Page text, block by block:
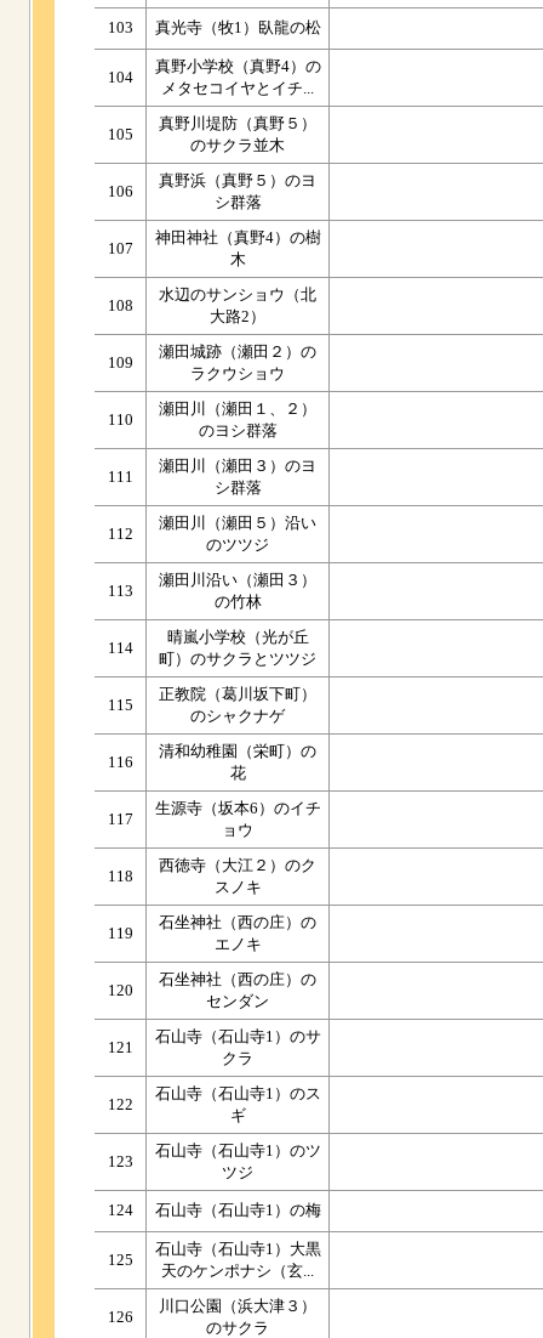
103 真光寺（牧1）臥龍の松
104
真野小学校（真野4）の
メタセコイヤとイチ...
105
真野川堤防（真野５）
のサクラ並木
106
真野浜（真野５）のヨ
シ群落
107
神田神社（真野4）の樹
木
108
水辺のサンショウ（北
大路2）
109
瀬田城跡（瀬田２）の
ラクウショウ
110
瀬田川（瀬田１、２）
のヨシ群落
111
瀬田川（瀬田３）のヨ
シ群落
112
瀬田川（瀬田５）沿い
のツツジ
113
瀬田川沿い（瀬田３）
の竹林
114
晴嵐小学校（光が丘
町）のサクラとツツジ
115
正教院（葛川坂下町）
のシャクナゲ
116
清和幼稚園（栄町）の
花
117
生源寺（坂本6）のイチ
ョウ
118
西徳寺（大江２）のク
スノキ
119
石坐神社（西の庄）の
エノキ
120
石坐神社（西の庄）の
センダン
121
石山寺（石山寺1）のサ
クラ
122
石山寺（石山寺1）のス
ギ
123
石山寺（石山寺1）のツ
ツジ
124 石山寺（石山寺1）の梅
125
石山寺（石山寺1）大黒
天のケンポナシ（玄...
126
川口公園（浜大津３）
のサクラ